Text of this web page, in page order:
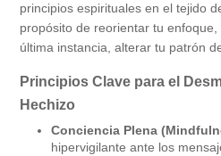
principios espirituales en el tejido
propósito de reorientar tu
última instancia, alterar tu patrón
Principios Clave para el
Hechizo
Conciencia Plena
hipervigilante ante los